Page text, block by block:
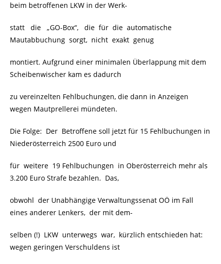
beim betroffenen LKW in der Werk-
statt die „GO-Box“, die für die automatische
Mautabbuchung sorgt, nicht exakt genug
montiert. Aufgrund einer minimalen Überlappung mit dem
Scheibenwischer kam es dadurch
zu vereinzelten Fehlbuchungen, die dann in Anzeigen
wegen Mautprellerei mündeten.
Die Folge: Der Betroffene soll jetzt für 15 Fehlbuchungen in
Niederösterreich 2500 Euro und
für weitere 19 Fehlbuchungen in Oberösterreich mehr als
3.200 Euro Strafe bezahlen. Das,
obwohl der Unabhängige Verwaltungssenat OÖ im Fall
eines anderer Lenkers, der mit dem-
selben (!) LKW unterwegs war, kürzlich entschieden hat:
wegen geringen Verschuldens ist